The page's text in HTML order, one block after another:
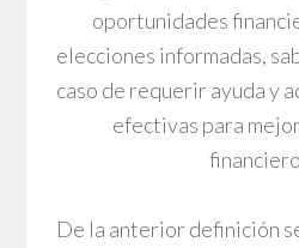
oportunidades
elecciones informadas,
caso de requerir ayuda y
efectivas para
De la anterior definición